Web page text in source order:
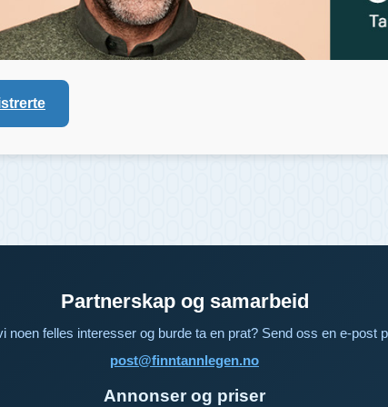
Partnerskap og samarbeid
noen felles interesser og burde ta en prat? Send oss en e-post
post@finntannlegen.no
Annonser og priser